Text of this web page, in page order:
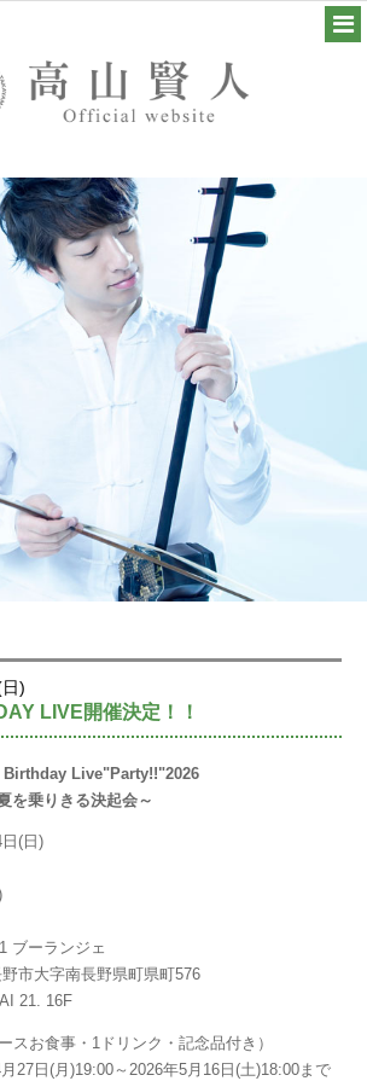
)
LIVE開催決定！！
Birthday Live"Party!!"2026
を乗りきる決起会～
(日)
ブーランジェ
市大字南長野県町県町576
21. 16F
スお食事・1ドリンク・記念品付き）
27日(月)19:00～2026年5月16日(土)18:00まで